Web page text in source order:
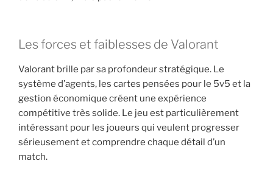
Les forces et faiblesses de Valorant
Valorant brille par sa profondeur stratégique. Le
système d’agents, les cartes pensées pour le 5v5 et la
gestion économique créent une expérience
compétitive très solide. Le jeu est particulièrement
intéressant pour les joueurs qui veulent progresser
sérieusement et comprendre chaque détail d’un
match.